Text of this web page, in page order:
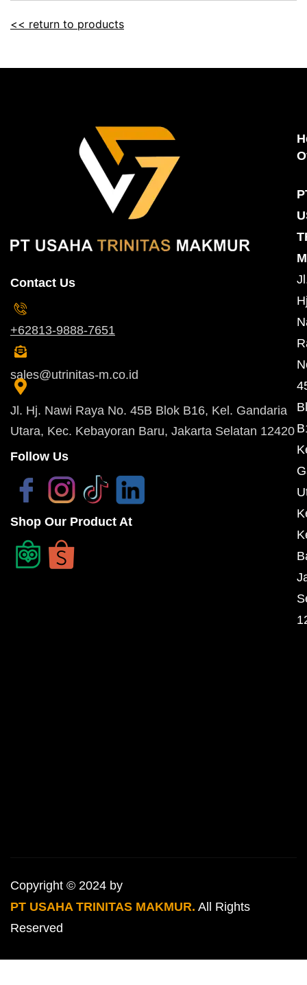
<< return to products
Contact Us
+62813-9888-7651
sales@utrinitas-m.co.id
Jl. Hj. Nawi Raya No. 45B Blok B16, Kel. Gandaria
Utara, Kec. Kebayoran Baru, Jakarta Selatan 12420
Follow Us
Shop Our Product At
Copyright © 2024 by
PT USAHA TRINITAS MAKMUR. All Rights
Reserved